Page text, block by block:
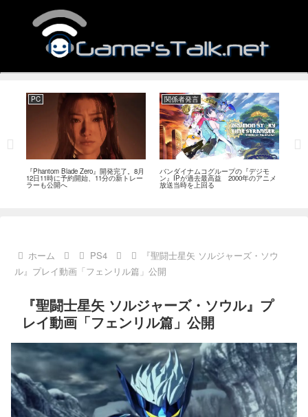
PC
『Phantom Blade Zero』開発完了。8月
12日11時に予約開始、11分の新トレー
ラーも公開へ
関係者発言
バンダイナムコグループの『デジモ
ン』IPが過去最高益 2000年のアニメ
放送当時を上回る
ホーム PS4
『聖闘士星矢 ソルジャーズ・ソウ
ル』プレイ動画「フェンリル篇」公開
『聖闘士星矢 ソルジャーズ・ソウル』プ
レイ動画「フェンリル篇」公開